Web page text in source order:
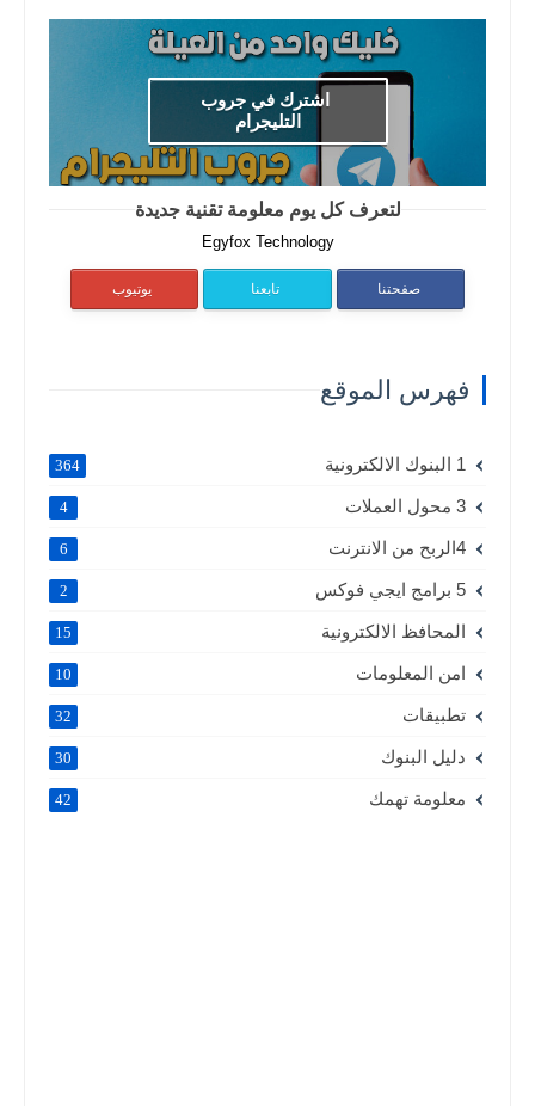
اشترك في جروب
التليجرام
لتعرف كل يوم معلومة تقنية جديدة
Egyfox Technology
صفحتنا تابعنا يوتيوب
فهرس الموقع
1 البنوك الالكترونية 364
3 محول العملات 4
4الربح من الانترنت 6
5 برامج ايجي فوكس 2
المحافظ الالكترونية 15
امن المعلومات 10
تطبيقات 32
دليل البنوك 30
معلومة تهمك 42